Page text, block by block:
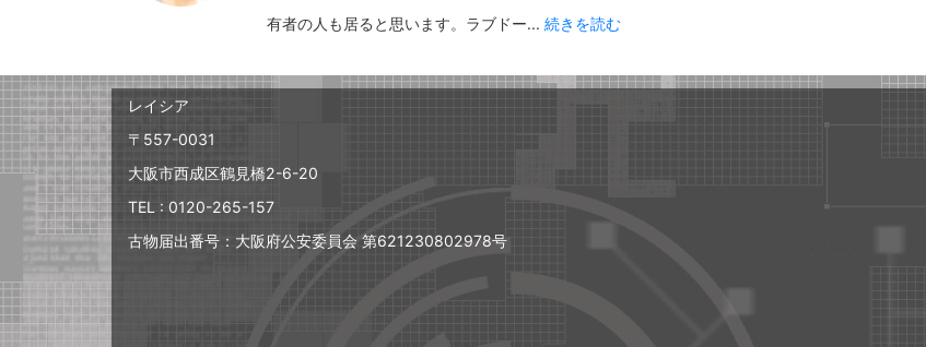
有者の人も居ると思います。ラブドー... 続きを読む
レイシア
〒557-0031
大阪市西成区鶴見橋2-6-20
TEL : 0120-265-157
古物届出番号：大阪府公安委員会 第621230802978号